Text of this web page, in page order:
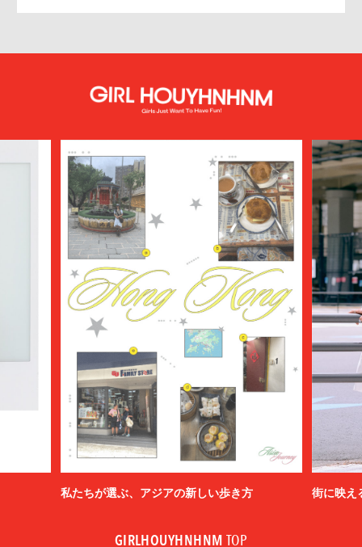
BALENCIAGA
BAMBOO SHOOTS
Battenwear
BEAMS PLUS
beautiful people
BED j.w. FORD
BEDWIN & THE HEARTBREAKERS
BLACKBIRD
BlackEyePatch
BlackWeirdos
私たちが選ぶ、アジアの新しい歩き方 街に映え
GIRLHOUYHNHNM TOP